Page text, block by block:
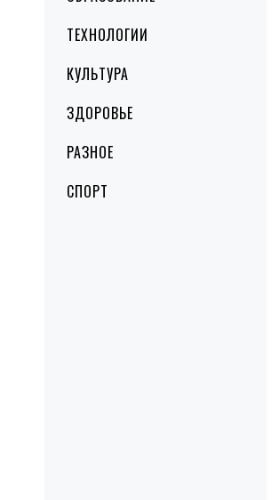
ТЕХНОЛОГИИ
КУЛЬТУРА
ЗДОРОВЬЕ
РАЗНОЕ
СПОРТ